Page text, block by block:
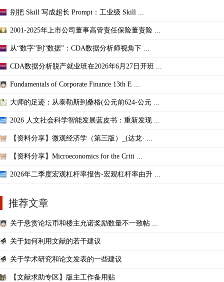
别把 Skill 写成超长 Prompt：工业级 Skill ...
2001-2025年上市公司董事高管责任保险董责险 ...
从“数字”到“数据”：CDA数据分析师视角下 ...
CDA数据分析脱产就业班在2026年6月27日开班 ...
Fundamentals of Corporate Finance 13th E ...
大师的足迹：从泰勒斯到桑格(公元前624-公元 ...
2026 人文社会科学智能发展蓝皮书：重新发现 ...
【资料分享】微观经济学（第三版）_(达龙· ...
【资料分享】Microeconomics for the Criti ...
2026年二季度宏观杠杆率报告-宏观杠杆率由升 ...
推荐文章
关于悬赏论坛币和楼主允诺奖励数量不一致帖 ...
关于如何利用文献的若干建议
关于学术研究和论文发表的一些建议
【文献求助专区】版主工作备用贴